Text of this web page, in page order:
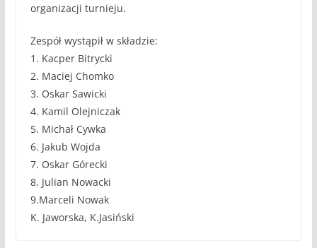
organizacji turnieju.
Zespół wystąpił w składzie:
1. Kacper Bitrycki
2. Maciej Chomko
3. Oskar Sawicki
4. Kamil Olejniczak
5. Michał Cywka
6. Jakub Wojda
7. Oskar Górecki
8. Julian Nowacki
9.Marceli Nowak
K. Jaworska, K.Jasiński